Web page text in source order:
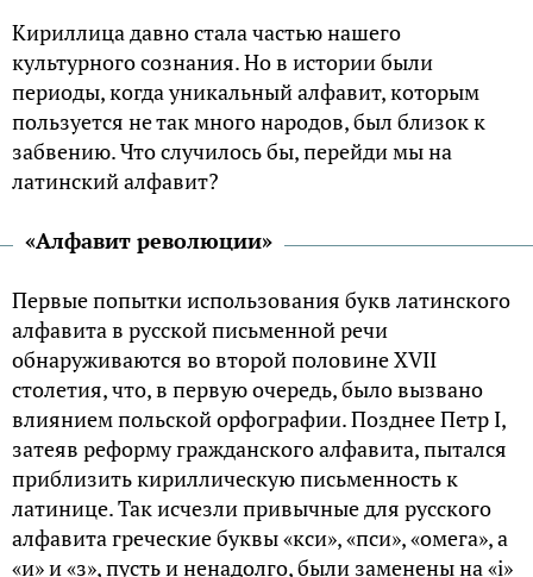
Кириллица давно стала частью нашего
культурного сознания. Но в истории были
периоды, когда уникальный алфавит, которым
пользуется не так много народов, был близок к
забвению. Что случилось бы, перейди мы на
латинский алфавит?
«Алфавит революции»
Первые попытки использования букв латинского
алфавита в русской письменной речи
обнаруживаются во второй половине XVII
столетия, что, в первую очередь, было вызвано
влиянием польской орфографии. Позднее Петр I,
затеяв реформу гражданского алфавита, пытался
приблизить кириллическую письменность к
латинице. Так исчезли привычные для русского
алфавита греческие буквы «кси», «пси», «омега», а
«и» и «з», пусть и ненадолго, были заменены на «i»